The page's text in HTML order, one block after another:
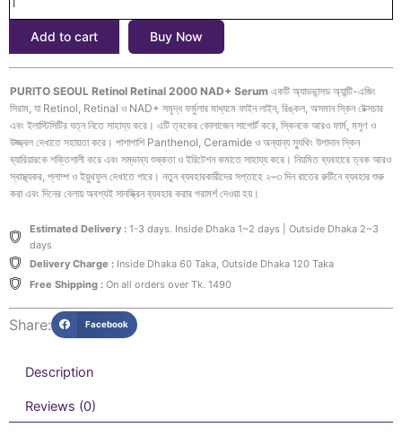
৳2,300.৳1,890.
Retinol
Retinal
2000
NAD+
30ml
quantity
Add to cart Buy Now
PURITO SEOUL Retinol Retinal 2000 NAD+ Serum একটি অ্যাডভান্সড অ্যান্টি-এজিং
সিরাম, যা Retinol, Retinal ও NAD+ সমৃদ্ধ ফর্মুলার মাধ্যমে ফাইন লাইন, রিঙ্কল, অসমান স্কিন টেক্সচার
এবং ইলাস্টিসিটির যত্ন নিতে সাহায্য করে। এটি ত্বকের কোলাজেন সাপোর্ট করে, স্কিনকে আরও ফার্ম, মসৃণ ও
উজ্জ্বল দেখাতে সহায়তা করে। পাশাপাশি Panthenol, Ceramide ও অন্যান্য স্যুথিং উপাদান স্কিন
ব্যারিয়ারকে শক্তিশালী করে এবং সম্ভাব্য শুষ্কতা ও ইরিটেশন কমাতে সাহায্য করে। নিয়মিত ব্যবহারে ত্বক আরও
স্বাস্থ্যকর, প্লাম্প ও ইয়ুথফুল দেখাতে পারে। নতুন ব্যবহারকারীদের সপ্তাহে ২–৩ দিন রাতের রুটিনে ব্যবহার শুরু
করা এবং দিনের বেলায় অবশ্যই সানস্ক্রিন ব্যবহার করার পরামর্শ দেওয়া হয়।
Estimated Delivery :1-3 days. Inside Dhaka 1~2 days | Outside Dhaka 2~3
days
Delivery Charge :Inside Dhaka 60 Taka, Outside Dhaka 120 Taka
Free Shipping :On all orders over Tk. 1490
Share: Facebook
Description
Reviews (0)